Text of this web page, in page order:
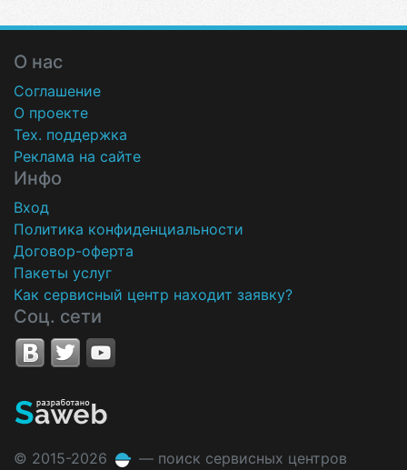
О нас
Соглашение
О проекте
Тех. поддержка
Реклама на сайте
Инфо
Вход
Политика конфиденциальности
Договор-оферта
Пакеты услуг
Как сервисный центр находит заявку?
Соц. сети
© 2015-2026 — поиск сервисных центров